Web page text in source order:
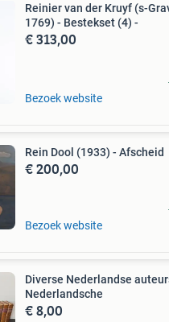
Reinier van der Kruyf (s-
1769) - Bestekset (4) -
€ 313,00
Bezoek website
Rein Dool (1933) - Afscheid
€ 200,00
Bezoek website
Diverse Nederlandse
Nederlandsche
€ 8,00